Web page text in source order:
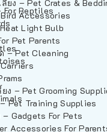
ง – Pet Crates &
Accessories
Light Bulb
Pet Parents
– Pet Cleaning
– Pet Grooming
Pet Training Supplies
Gadgets For Pets
Accessories For
For Reptiles